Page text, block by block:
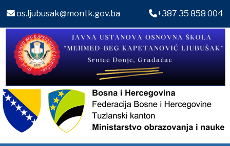
os.ljubusak@montk.gov.ba +387 35 858 004